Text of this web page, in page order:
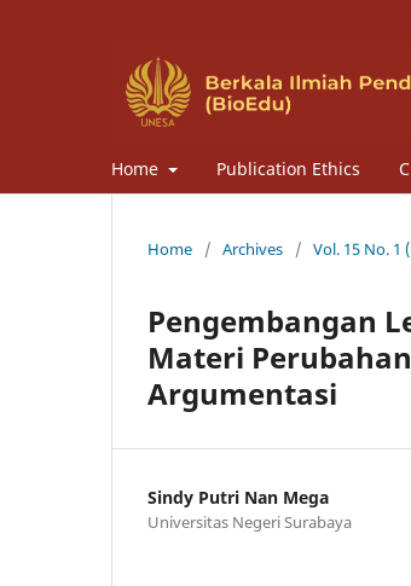
Home Publication Ethics
Home / Archives / Vol. 15 No. 1
Pengembangan
Materi
Argumentasi
Sindy Putri Nan Mega
Universitas Negeri Surabaya